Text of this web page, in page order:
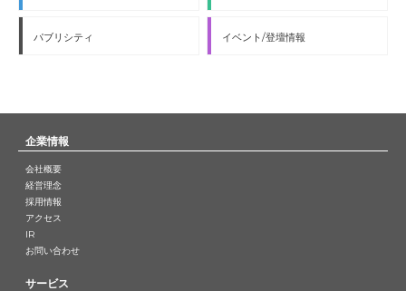
パブリシティ イベント/登壇情報
企業情報
会社概要
経営理念
採用情報
アクセス
IR
お問い合わせ
サービス